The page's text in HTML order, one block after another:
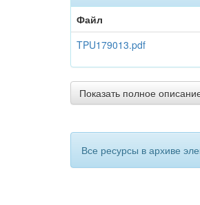
Файл
TPU179013.pdf
Показать полное
Все ресурсы в архиве